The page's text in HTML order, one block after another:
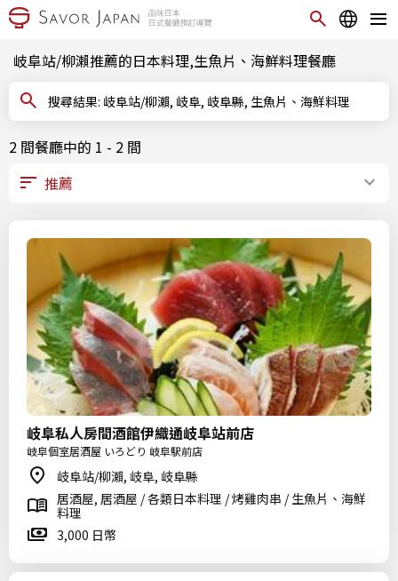
岐阜站/柳瀨推薦的日本料理,生魚片、海鮮料理餐廳
搜尋結果: 岐阜站/柳瀨, 岐阜, 岐阜縣, 生魚片、海鮮料理
2 間餐廳中的 1 - 2 間
岐阜私人房間酒館伊織通岐阜站前店
岐阜個室居酒屋 いろどり 岐阜駅前店
岐阜站/柳瀨, 岐阜, 岐阜縣
居酒屋, 居酒屋 / 各類日本料理 / 烤雞肉串 / 生魚片、海鮮
料理
3,000 日幣